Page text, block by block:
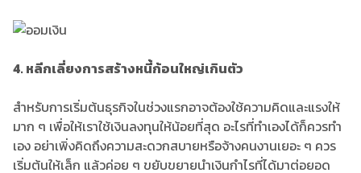
4. หลีกเลี่ยงการสร้างหนี้ก้อนใหญ่เกินตัว
สำหรับการเริ่มต้นธุรกิจในช่วงแรกอาจต้องใช้ความคิดและแรงให้
มาก ๆ เพื่อให้เราใช้เงินลงทุนให้น้อยที่สุด อะไรที่ทำเองได้ก็ควรทำ
เอง อย่าเพิ่งคิดถึงความสะดวกสบายหรือจ้างคนงานเยอะ ๆ ควร
เริ่มต้นให้เล็ก แล้วค่อย ๆ ขยับขยายนำเงินกำไรที่ได้มาต่อยอด